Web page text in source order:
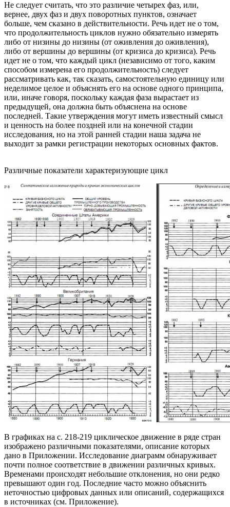
Не следует считать, что это различие четырех фаз, или,
вернее, двух фаз и двух поворотных пунктов, означает
больше, чем сказано в действительности. Речь идет не о том,
что продолжительность циклов нужно обязательно измерять
либо от низины до низины (от оживления до оживления),
либо от вершины до вершины (от кризиса до кризиса). Речь
идет не о том, что каждый цикл (независимо от того, каким
способом измерена его продолжительность) следует
рассматривать как, так сказать, самостоятельную единицу или
неделимое целое и объяснять его на основе одного принципа,
или, иначе говоря, поскольку каждая фаза вырастает из
предыдущей, она должна быть объяснена на основе
последней. Такие утверждения могут иметь известный смысл
и ценность на более поздней или на конечной стадии
исследования, но на этой ранней стадии наша задача не
выходит за рамки регистрации некоторых основных фактов.
Различные показатели характеризующие цикл
В графиках на с. 218-219 циклическое движение в ряде стран
изображено различными показателями, описание которых
дано в Приложении. Исследование диаграмм обнаруживает
почти полное соответствие в движении различных кривых.
Временами происходят небольшие отклонения, но они редко
превышают один год. Последние часто можно объяснить
неточностью цифровых данных или описаний, содержащихся
в источниках (см. Приложение).